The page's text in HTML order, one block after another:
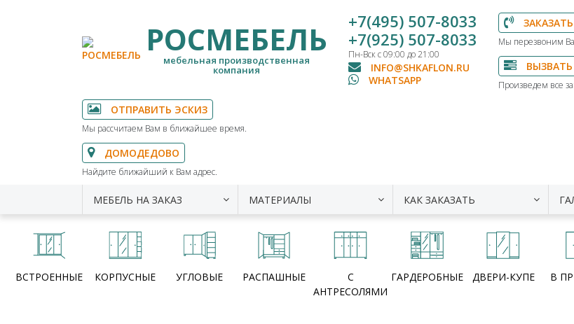
РОСМЕБЕЛЬ
мебельная производственная
компания
+7(495) 507-8033
+7(925) 507-8033
Пн-Вск с 09:00 до 21:00
INFO@SHKAFLON.RU
WHATSAPP
Мы перезвоним
Произведем все
ОТПРАВИТЬ ЭСКИЗ
Мы рассчитаем Вам в ближайшее время.
ДОМОДЕДОВО
Найдите ближайший к Вам адрес.
МЕБЕЛЬ НА ЗАКАЗ МАТЕРИАЛЫ КАК ЗАКАЗАТЬ
ВСТРОЕННЫЕ КОРПУСНЫЕ УГЛОВЫЕ РАСПАШНЫЕ
С
АНТРЕСОЛЯМИ
ГАРДЕРОБНЫЕ ДВЕРИ-КУПЕ В